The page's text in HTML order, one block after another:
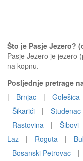
Što je Pasje Jezero?
Pasje Jezero je jezero
na kopnu.
Posljednje pretrage
|
Brnjac | Golešica
Šikarići
| Studenac
Rastovina
| Šibovi
Laz
| Roguta |
Bosanski Petrovac
|